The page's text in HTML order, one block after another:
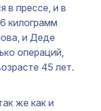
в прессе, и в
килограмм
и Деде
операций,
45 лет.
же как и